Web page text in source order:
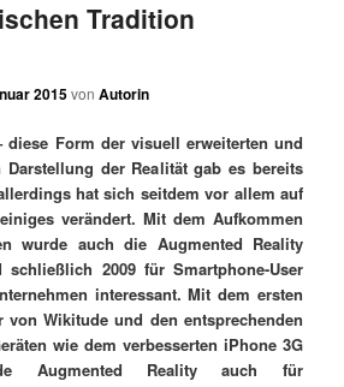
Tradition
2015vonAutorin
diese Form der visuell erweiterten und
Darstellung der Realität gab es bereits
hat sich seitdem vor allem auf
verändert. Mit dem Aufkommen
wurde auch die Augmented Reality
schließlich 2009 für Smartphone-User
interessant. Mit dem ersten
von Wikitude und den entsprechenden
wie dem verbesserten iPhone 3G
Augmented Reality auch für